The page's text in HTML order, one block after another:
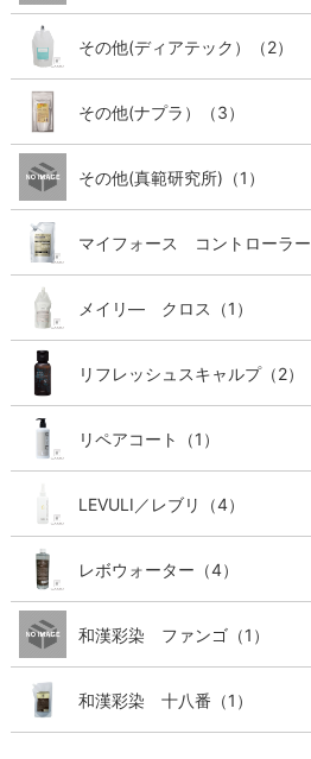
その他(ディアテック） （2）
その他(ナプラ） （3）
その他(真範研究所) （1）
マイフォース コントローラー
メイリ― クロス （1）
リフレッシュスキャルプ（2）
リペアコート （1）
LEVULI／レブリ （4）
レボウォーター （4）
和漢彩染 ファンゴ（1）
和漢彩染 十八番 （1）